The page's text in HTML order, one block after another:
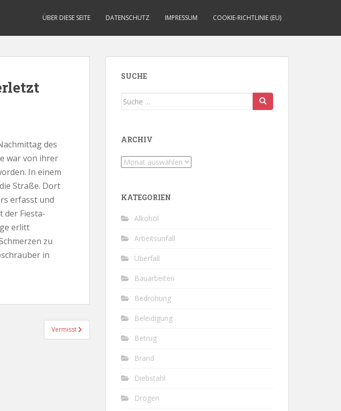
ÜBER DIESE SEITE DATENSCHUTZ IMPRESSUM COOKIE-RICHTLINIE (EU)
des
war von ihrer
In einem
Straße. Dort
erfasst und
der Fiesta-
erlitt
zu
in
Vermisst
SUCHE
Suche
ARCHIV
Archiv
KATEGORIEN
Alkohol
Arbeitsunfall
Überfall
Bauarbeiten
Bedrohung
Beleidigung
Betrug
Brand
Diebstahl
Drogen